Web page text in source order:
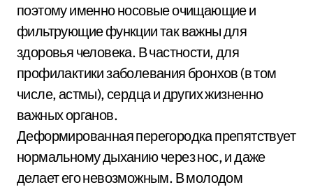
поэтому именно носовые очищающие и
фильтрующие функции так важны для
здоровья человека. В частности, для
профилактики заболевания бронхов (в том
числе, астмы), сердца и других жизненно
важных органов.
Деформированная перегородка препятствует
нормальному дыханию через нос, и даже
делает его невозможным. В молодом